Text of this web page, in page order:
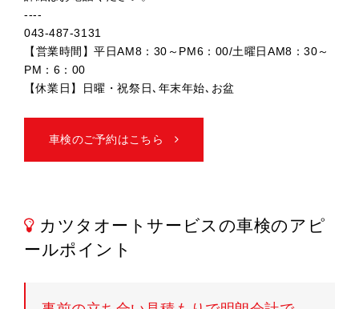
----
043-487-3131
【営業時間】平日AM8：30～PM6：00/土曜日AM8：30～
PM：6：00
【休業日】日曜・祝祭日､年末年始､お盆
車検のご予約はこちら
カツタオートサービスの車検のアピ
ールポイント